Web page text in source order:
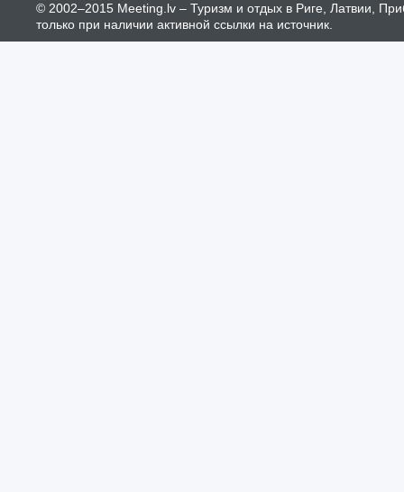
© 2002–2015 Meeting.lv – Туризм и отдых в Риге, Латвии,
только при наличии активной ссылки на источник.